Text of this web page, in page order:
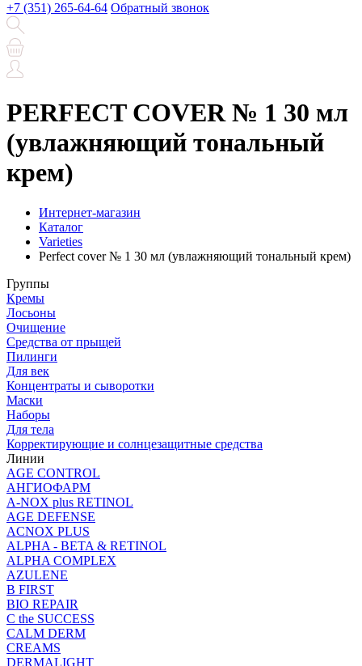
+7 (351) 265-64-64 Обратный звонок
PERFECT COVER № 1 30 мл
(увлажняющий тональный
крем)
Интернет-магазин
Каталог
Varieties
Perfect cover № 1 30 мл (увлажняющий тональный крем)
Группы
Кремы
Лосьоны
Очищение
Средства от прыщей
Пилинги
Для век
Концентраты и сыворотки
Маски
Наборы
Для тела
Корректирующие и солнцезащитные средства
Линии
AGE CONTROL
АНГИОФАРМ
A-NOX plus RETINOL
AGE DEFENSE
ACNOX PLUS
ALPHA - BETA & RETINOL
ALPHA COMPLEX
AZULENE
B FIRST
BIO REPAIR
C the SUCCESS
CALM DERM
CREAMS
DERMALIGHT